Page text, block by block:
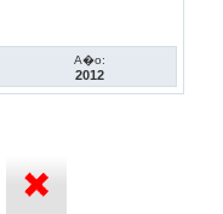
A�o:
2012